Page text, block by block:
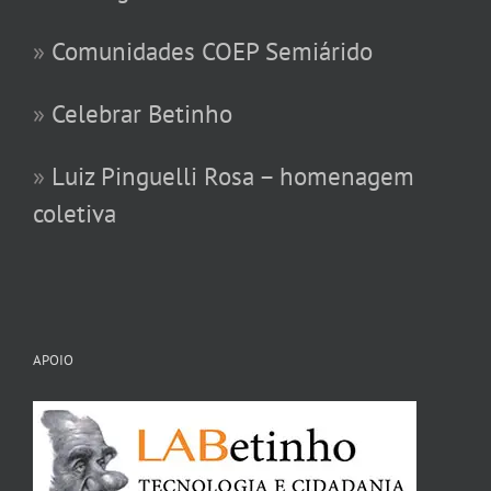
» Comunidades COEP Semiárido
» Celebrar Betinho
» Luiz Pinguelli Rosa – homenagem
coletiva
APOIO